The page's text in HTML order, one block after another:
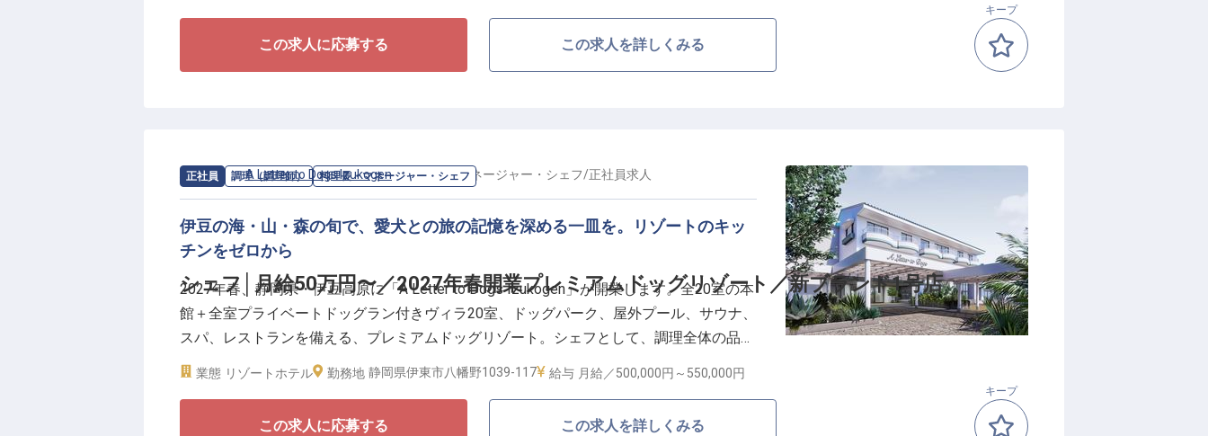
＼2027年春、伊豆高原に動物共生型ホテル誕生／
■ブランド1拠点目の総支配人としてゼロフェーズから参画
私たちが目指すのは、単なる”愛犬と泊まれるラグジュアリーホテル”ではありません。犬
と人が同じ目線で、同じように心地よく呼吸できる場所。宿泊・料飲・スパ・コミュニテ
ィ事業と連携した事業全体最適と、「動物共生」というブランド理念のサービス品質への
翻訳。経営管理(P/L責任)からチームビルディング、体験デザインまでを統括いただきま
す。ラグジュアリーな気品と、新規開業特有の泥臭さを楽しめる方をお待ちしています。
社割(自社運営レストラン・ホテル)、昇給査定年2回(5月・11月)、交通費月3万円まで支
給。
この求人に応募する この求人を詳しくみる
キープ
正社員 調理（調理師） 料理長・マネージャー・シェフ
シェフ│月給50万円〜／2027年春開業プレミアムドッグリゾート／新ブランド1号店
求人情報：A Letter to Dogs Izukogen の料理長・マネージャー・シェフ/正社員求人
伊豆の海・山・森の旬で、愛犬との旅の記憶を深める一皿を。リゾートのキッ
チンをゼロから
2027年春、静岡県・伊豆高原に「A Letter to Dogs Izukogen」が開業します。全20室の本
館＋全室プライベートドッグラン付きヴィラ20室、ドッグパーク、屋外プール、サウナ、
スパ、レストランを備える、プレミアムドッグリゾート。シェフとして、調理全体の品質
管理とキッチン運営を担いながら、ホテルの食体験を一からつくっていただくポジション
業態 リゾートホテル 勤務地 静岡県伊東市八幡野1039-117 給与 月給／500,000円～ 550,000円
この求人に応募する この求人を詳しくみる
キープ